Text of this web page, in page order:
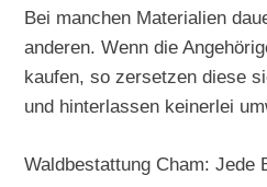
Bei manchen Materialien
anderen. Wenn die
kaufen, so zersetzen diese
und hinterlassen keinerlei
Waldbestattung Cham: Jede